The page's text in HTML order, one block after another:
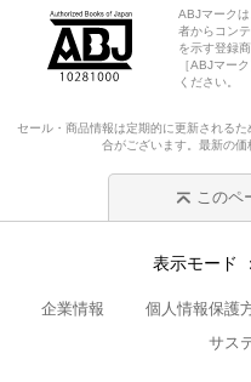
ABJマーク
者からコン
を示す登録
［ABJマー
ください。
セール・商品情報は定期的に更新される
合がございます。最新の価
このペ
表示モード
企業情報 個人情報保護
サス